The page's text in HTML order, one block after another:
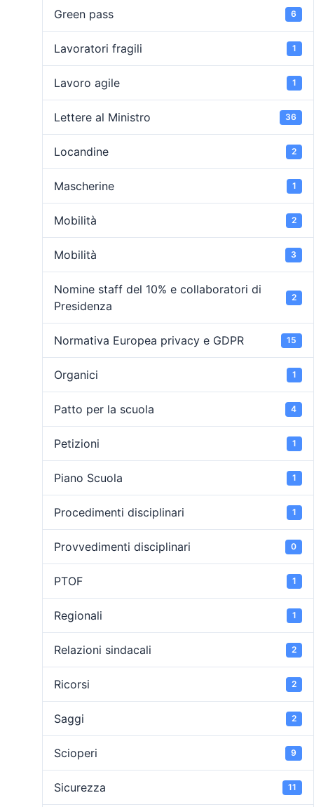
Green pass 6
Lavoratori fragili 1
Lavoro agile 1
Lettere al Ministro 36
Locandine 2
Mascherine 1
Mobilità 2
Mobilità 3
Nomine staff del 10% e collaboratori di
Presidenza
2
Normativa Europea privacy e GDPR 15
Organici 1
Patto per la scuola 4
Petizioni 1
Piano Scuola 1
Procedimenti disciplinari 1
Provvedimenti disciplinari 0
PTOF 1
Regionali 1
Relazioni sindacali 2
Ricorsi 2
Saggi 2
Scioperi 9
Sicurezza 11